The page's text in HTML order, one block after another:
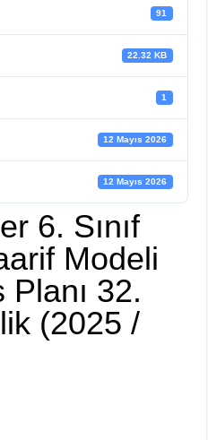
91
22.32 KB
1
12 Mayıs 2026
12 Mayıs 2026
6. Sınıf
Modeli
32.
(2025 /